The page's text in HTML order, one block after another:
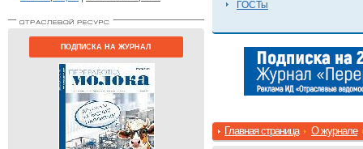
ПОДПИСКА НА ЖУРНАЛ
ГОСТы
Главная страница О журнале